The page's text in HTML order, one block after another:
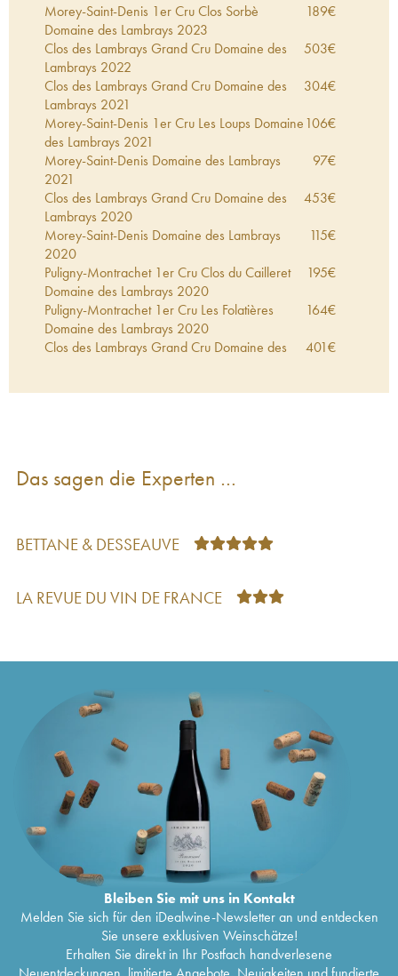
Morey-Saint-Denis 1er Cru Clos Sorbè
Domaine des Lambrays 2023
189€
Clos des Lambrays Grand Cru Domaine des
Lambrays 2022
503€
Clos des Lambrays Grand Cru Domaine des
Lambrays 2021
304€
Morey-Saint-Denis 1er Cru Les Loups Domaine
des Lambrays 2021
106€
Morey-Saint-Denis Domaine des Lambrays
2021
97€
Clos des Lambrays Grand Cru Domaine des
Lambrays 2020
453€
Morey-Saint-Denis Domaine des Lambrays
2020
115€
Puligny-Montrachet 1er Cru Clos du Cailleret
Domaine des Lambrays 2020
195€
Puligny-Montrachet 1er Cru Les Folatières
Domaine des Lambrays 2020
164€
Clos des Lambrays Grand Cru Domaine des
401€
Domaine des Lambrays 2019
Puligny-Montrachet 1er Cru Les Folatières
Clos des Lambrays Grand Cru Domaine des
Lambrays 2018
des Lambrays 2018
Morey-Saint-Denis Domaine des Lambrays
Domaine des Lambrays2018
Lambrays2017
Morey-Saint-Denis 1er Cru Les Loups Domaine
des Lambrays2017
Morey-Saint-Denis Domaine des Lambrays201792
Puligny-Montrachet 1er Cru Clos du Cailleret
Domaine des Lambrays
2017
258
Puligny-Montrachet 1er Cru Les Folatières
Domaine des Lambrays 2017
155
Bourgogne La Rose du Clos Domaine des
Lambrays2017
Clos des Lambrays Grand Cru Domaine des
Lambrays
2016
Puligny-Montrachet 1er Cru Clos du Cailleret
Domaine des Lambrays2016
164€
Morey-Saint-Denis 1er Cru Les Loups Domaine 112€
Das sagen die Experten …
BETTANE & DESSEAUVE
LA REVUE DU VIN DE FRANCE
Bleiben Sie mit uns in Kontakt
Melden Sie sich für den iDealwine-Newsletter an und entdecken
Sie unsere exklusiven Weinschätze!
Erhalten Sie direkt in Ihr Postfach handverlesene